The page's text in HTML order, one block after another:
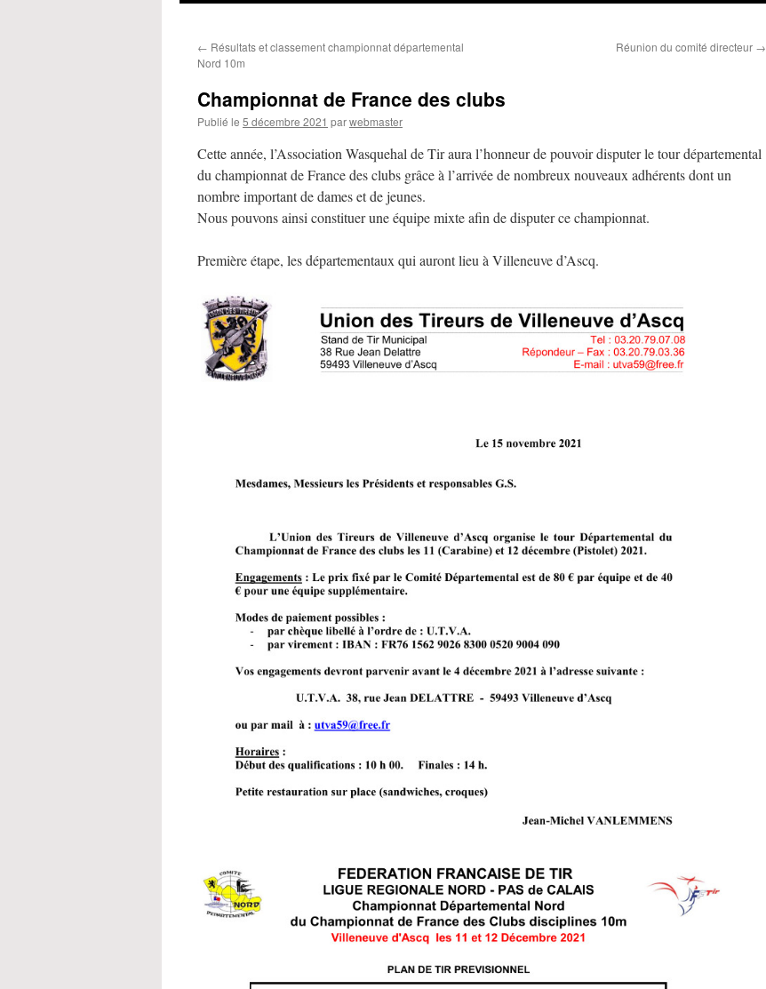
← Résultats et classement championnat départemental
Nord 10m
Réunion du comité directeur →
Championnat de France des clubs
Publié le 5 décembre 2021 parwebmaster
Cette année, l’Association Wasquehal de Tir aura l’honneur de pouvoir disputer le tour départemental
du championnat de France des clubs grâce à l’arrivée de nombreux nouveaux adhérents dont un
nombre important de dames et de jeunes.
Nous pouvons ainsi constituer une équipe mixte afin de disputer ce championnat.
Première étape, les départementaux qui auront lieu à Villeneuve d’Ascq.